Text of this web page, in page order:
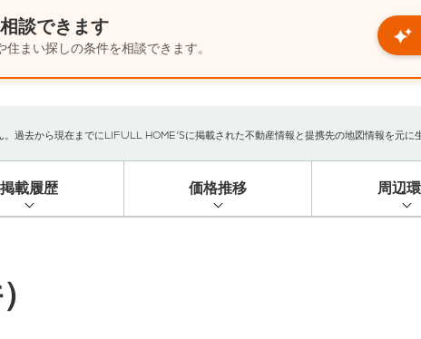
談できます
まい探しの条件を相談できます。
。過去から現在までにLIFULL HOME'Sに掲載された不動産情報と提携先の地図情報を元
掲載履歴 価格推移 周辺